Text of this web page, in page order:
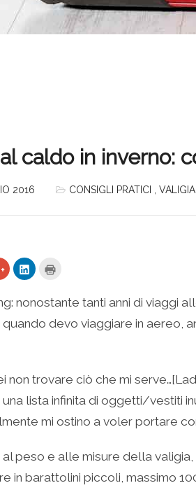
caldo in inverno:
2016 CONSIGLI PRATICI VALIGIA
Fai
clic
condividere
su
Google+
(Si
apre
Fai
clic
condividere
su
LinkedIn
(Si
stampare
(Si
in
nonostante tanti anni di viaggi
devo viaggiare in aereo,
non trovare ciò che mi
una lista infinita di oggetti/vestiti
mi ostino a voler portare
peso e alle misure della
in barattolini piccoli, massimo